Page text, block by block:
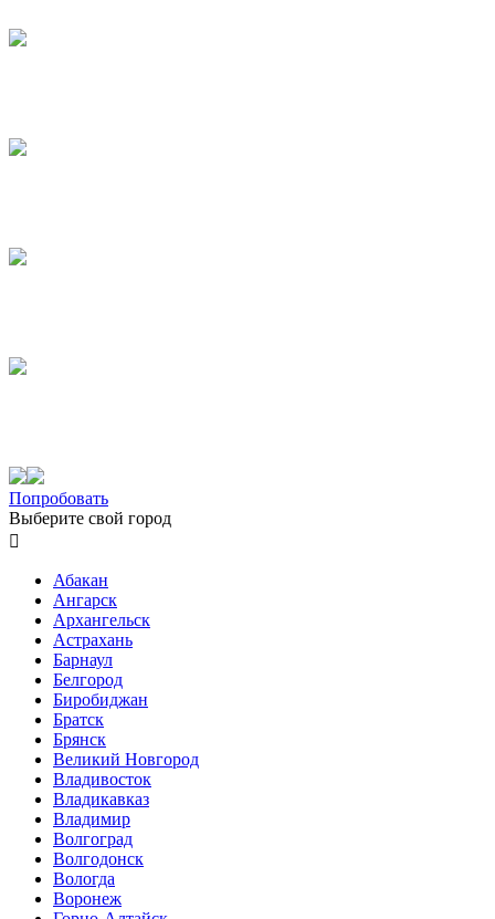
Попробовать
Выберите свой город

Абакан
Ангарск
Архангельск
Астрахань
Барнаул
Белгород
Биробиджан
Братск
Брянск
Великий Новгород
Владивосток
Владикавказ
Владимир
Волгоград
Волгодонск
Вологда
Воронеж